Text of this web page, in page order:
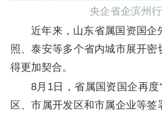
央企省企滨州
近年来，山东省属国资国企
照、泰安等多个省内城市展开
得更加契合。
8月1日，省属国资国企再度
区、市属开发区和市属企业等